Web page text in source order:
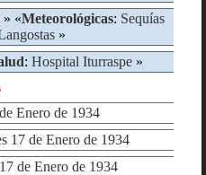
» «Meteorológicas: Sequías
»
: Hospital Iturraspe »
Enero de 1934
de Enero de 1934
de Enero de 1934